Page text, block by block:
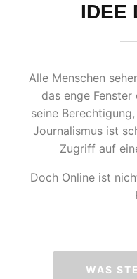
IDEE
Alle Menschen
das enge
seine
Journalismus ist
Zugriff auf
Doch Online ist
WAS